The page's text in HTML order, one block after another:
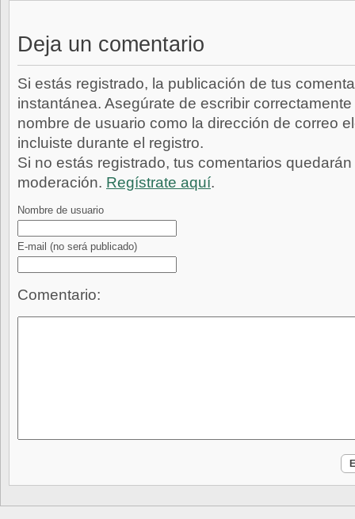
Deja un comentario
Si estás registrado, la publicación de tus
instantánea. Asegúrate de escribir
nombre de usuario como la dirección de correo
incluiste durante el registro.
Si no estás registrado, tus comentarios
moderación. Regístrate aquí.
Nombre de usuario
E-mail (no será publicado)
Comentario: